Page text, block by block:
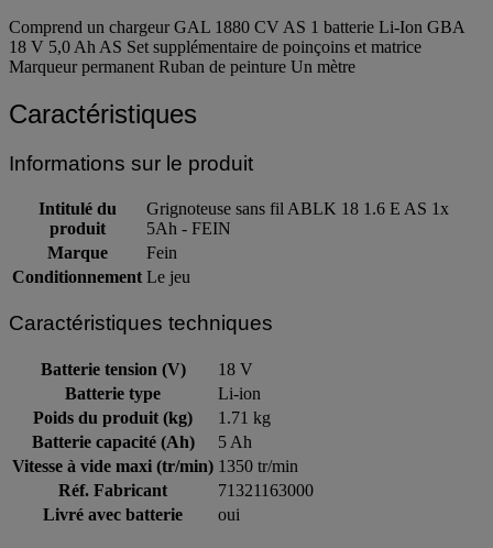
Comprend un chargeur GAL 1880 CV AS 1 batterie Li-Ion GBA
18 V 5,0 Ah AS Set supplémentaire de poinçoins et matrice
Marqueur permanent Ruban de peinture Un mètre
Caractéristiques
Informations sur le produit
Intitulé du
produit
Grignoteuse sans fil ABLK 18 1.6 E AS 1x
5Ah - FEIN
Marque
Fein
Conditionnement Le jeu
Caractéristiques techniques
Batterie tension (V)
18 V
Batterie type
Li-ion
Poids du produit (kg)
1.71 kg
Batterie capacité (Ah)
5 Ah
Vitesse à vide maxi (tr/min) 1350 tr/min
Réf. Fabricant
71321163000
Livré avec batterie
oui